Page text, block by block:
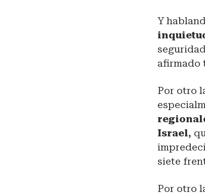
Y
afirmado
Por otro
Israel,
siete
Por otro